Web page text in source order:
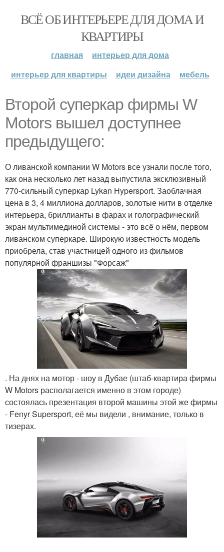
ВСЁ ОБ ИНТЕРЬЕРЕ ДЛЯ ДОМА И
КВАРТИРЫ
главная
интерьер для дома
интерьер для квартиры
идеи дизайна мебель
Второй суперкар фирмы W
Motors вышел доступнее
предыдущего:
О ливанской компании W Motors все узнали после того,
как она несколько лет назад выпустила эксклюзивный
770-сильный суперкар Lykan Hypersport. Заоблачная
цена в 3, 4 миллиона долларов, золотые нити в отделке
интерьера, бриллианты в фарах и голографический
экран мультимединой системы - это всё о нём, первом
ливанском суперкаре. Широкую известность модель
приобрела, став участницей одного из фильмов
популярной франшизы "Форсаж"
. На днях на мотор - шоу в Дубае (штаб-квартира фирмы
W Motors располагается именно в этом городе)
состоялась презентация второй машины этой же фирмы
- Fenyr Supersport, её мы видели , внимание, только в
тизерах.